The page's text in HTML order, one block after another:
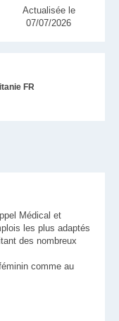
FR
Actualisée le
07/07/2026
Médical et
les plus adaptés
des nombreux
comme au